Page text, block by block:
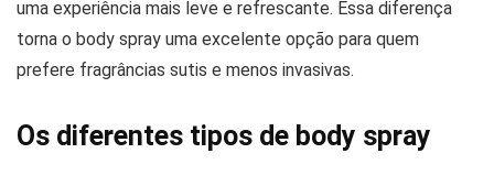
uma experiência mais leve e refrescante. Essa diferença
torna o body spray uma excelente opção para quem
prefere fragrâncias sutis e menos invasivas.
Os diferentes tipos de body spray